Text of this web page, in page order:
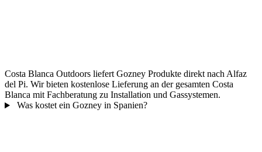
Costa Blanca Outdoors liefert Gozney Produkte direkt nach Alfaz
del Pi. Wir bieten kostenlose Lieferung an der gesamten Costa
Blanca mit Fachberatung zu Installation und Gassystemen.
Was kostet ein Gozney in Spanien?